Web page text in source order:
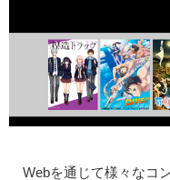
Webを通じて様々なコ